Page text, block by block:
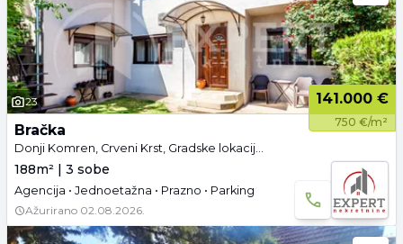
23 141.000 €
750 €/m²
Bračka
Donji Komren, Crveni Krst, Gradske lokacije, Niš
188m² | 3 sobe
Agencija • Jednoetažna • Prazno • Parking
Ažurirano 02.08.2026.